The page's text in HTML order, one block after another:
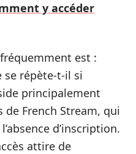
y accéder
est :
se répète-t-il si
principalement
de French Stream, qui
d’inscription.
attire de